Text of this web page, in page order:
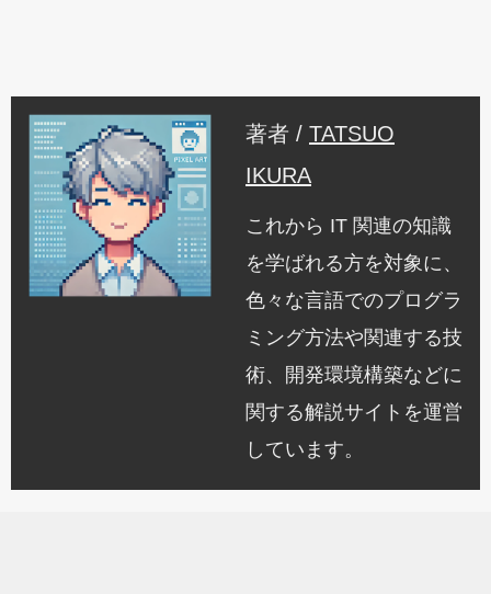
著者 / TATSUO
IKURA
これから IT 関連の知識
を学ばれる方を対象に、
色々な言語でのプログラ
ミング方法や関連する技
術、開発環境構築などに
関する解説サイトを運営
しています。